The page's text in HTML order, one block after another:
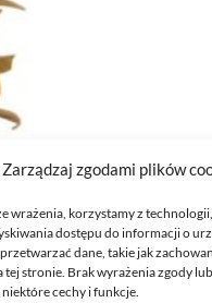
Zarządzaj zgodami plików
wrażenia, korzystamy z
dostępu do informacji o
dane, takie jak
stronie. Brak wyrażenia zgody
cechy i funkcje.